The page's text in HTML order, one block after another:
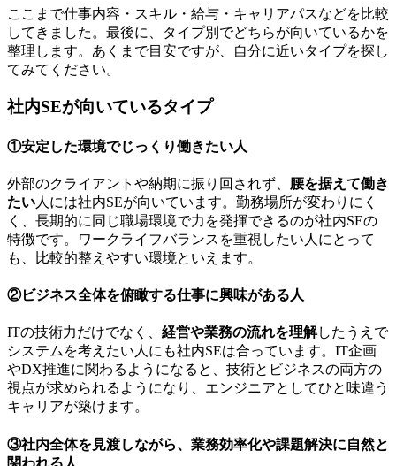
ここまで仕事内容・スキル・給与・キャリアパスなどを比較
してきました。最後に、タイプ別でどちらが向いているかを
整理します。あくまで目安ですが、自分に近いタイプを探し
てみてください。
社内SEが向いているタイプ
①安定した環境でじっくり働きたい人
外部のクライアントや納期に振り回されず、 腰を据えて働き
たい人には社内SEが向いています。勤務場所が変わりにく
く、長期的に同じ職場環境で力を発揮できるのが社内SEの
特徴です。
ワークライフバランスを重視したい人にとって
も、比較的整えやすい環境といえます。
②ビジネス全体を俯瞰する仕事に興味がある人
ITの技術力だけでなく、 経営や業務の流れを理解したうえで
システムを考えたい人にも社内SEは合っています。IT企画
やDX推進に関わるようになると、 技術とビジネスの両方の
視点が求められる ようになり、エンジニアとしてひと味違う
キャリアが築けます。
③社内全体を見渡しながら、業務効率化や課題解決に自然と
関われる人